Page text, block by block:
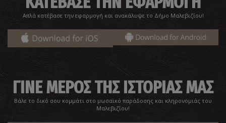
Απλά κατέβασε την εφαρμογή και ανακάλυψε το Δήμο Μαλεβιζίου!
ΓΙΝΕ ΜΕΡΟΣ ΤΗΣ ΙΣΤΟΡΙΑΣ ΜΑΣ
Βάλε το δικό σου κομμάτι στο μωσαϊκό παράδοσης και κληρονομιάς του
Μαλεβιζίου!